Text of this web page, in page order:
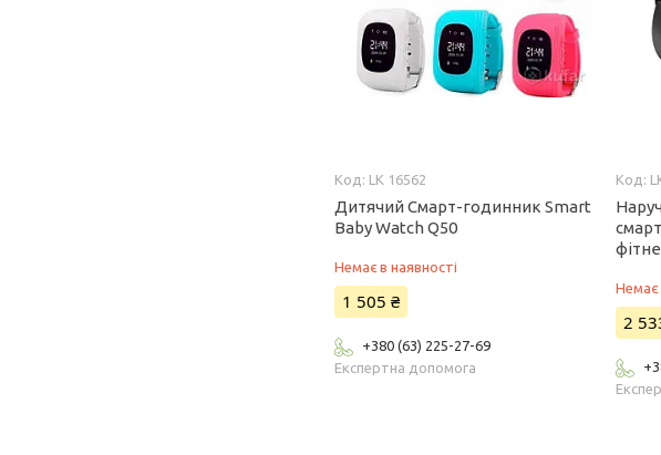
LK 16562
Дитячий Смарт-годинник Smart
Baby Watch Q50
Немає в наявності
1 505 ₴
+380 (63) 225-27-69
Експертна допомога
Немає
2